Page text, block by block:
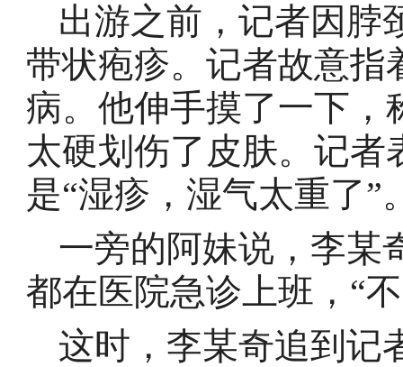
出游之前，记者因脖
带状疱疹。记者故意指
病。他伸手摸了一下，
太硬划伤了皮肤。记
是“湿疹，湿气太重了”
一旁的阿妹说，李某
都在医院急诊上班，“
这时，李某奇追到记